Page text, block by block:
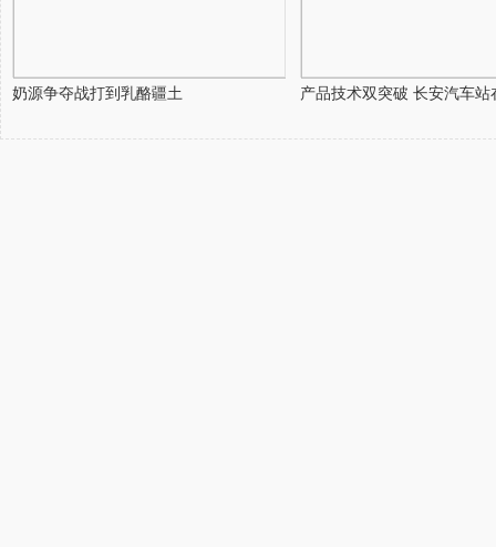
奶源争夺战打到乳酪疆土 产品技术双突破 长安汽车站